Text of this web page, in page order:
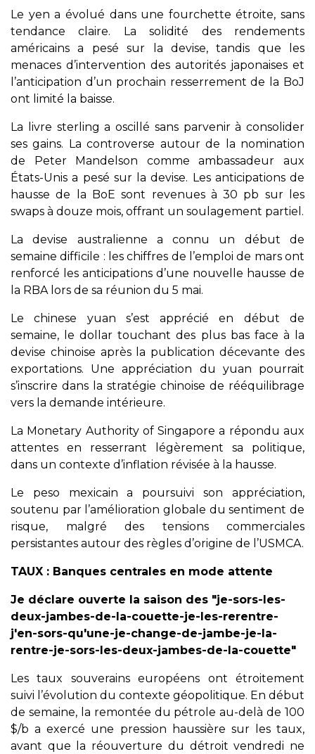
Le yen a évolué dans une fourchette étroite, sans
tendance claire. La solidité des rendements
américains a pesé sur la devise, tandis que les
menaces d’intervention des autorités japonaises et
l’anticipation d’un prochain resserrement de la BoJ
ont limité la baisse.
La livre sterling a oscillé sans parvenir à consolider
ses gains. La controverse autour de la nomination
de Peter Mandelson comme ambassadeur aux
États-Unis a pesé sur la devise. Les anticipations de
hausse de la BoE sont revenues à 30 pb sur les
swaps à douze mois, offrant un soulagement partiel.
La devise australienne a connu un début de
semaine difficile : les chiffres de l’emploi de mars ont
renforcé les anticipations d’une nouvelle hausse de
la RBA lors de sa réunion du 5 mai.
Le chinese yuan s’est apprécié en début de
semaine, le dollar touchant des plus bas face à la
devise chinoise après la publication décevante des
exportations. Une appréciation du yuan pourrait
s’inscrire dans la stratégie chinoise de rééquilibrage
vers la demande intérieure.
La Monetary Authority of Singapore a répondu aux
attentes en resserrant légèrement sa politique,
dans un contexte d’inflation révisée à la hausse.
Le peso mexicain a poursuivi son appréciation,
soutenu par l’amélioration globale du sentiment de
risque, malgré des tensions commerciales
persistantes autour des règles d’origine de l’USMCA.
TAUX : Banques centrales en mode attente
Je déclare ouverte la saison des "je-sors-les-
deux-jambes-de-la-couette-je-les-rerentre-
j'en-sors-qu'une-je-change-de-jambe-je-la-
rentre-je-sors-les-deux-jambes-de-la-couette"
Les taux souverains européens ont étroitement
suivi l’évolution du contexte géopolitique. En début
de semaine, la remontée du pétrole au-delà de 100
$/b a exercé une pression haussière sur les taux,
avant que la réouverture du détroit vendredi ne